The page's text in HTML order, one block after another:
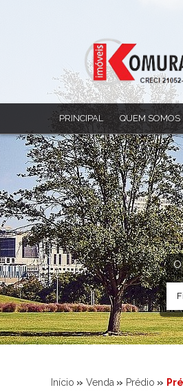
PRINCIPAL QUEM SOMOS
Início » Venda » Prédio »